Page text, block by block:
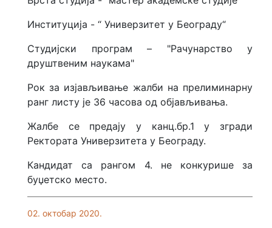
Институција - “ Универзитет у Београду“
Студијски програм – "Рачунарство у
друштвеним наукама"
Рок за изјављивање жалби на прелиминарну
ранг листу је 36 часова од објављивања.
Жалбе се предају у канц.бр.1 у згради
Ректората Универзитета у Београду.
Кандидат са рангом 4. не конкурише за
буџетско место.
02. октобар 2020.